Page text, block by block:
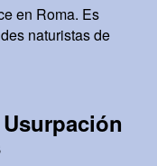
en Roma. Es
naturistas de
Usurpación